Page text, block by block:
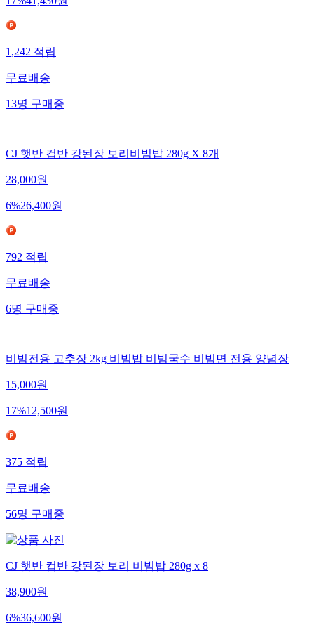
17%41,430원
1,242적립
무료배송
13명구매중
CJ 햇반 컵반 강된장 보리비빔밥 280g X 8개
28,000원
6%26,400원
792적립
무료배송
6명구매중
비빔전용 고추장 2kg 비빔밥 비빔국수 비빔면 전용 양념장
15,000원
17%12,500원
375적립
무료배송
56명구매중
CJ 햇반 컵반 강된장 보리 비빔밥 280g x 8
38,900원